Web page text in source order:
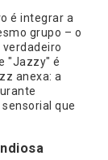
é integrar a
grupo – o
verdadeiro
"Jazzy" é
anexa: a
que